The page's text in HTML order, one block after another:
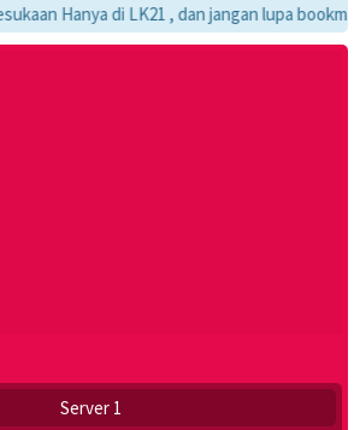
Hanya di LK21 , dan jangan lupa bookmark
Server 1